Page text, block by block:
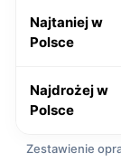
Najtaniej w
Polsce
Najdrożej w
Polsce
Zestawienie